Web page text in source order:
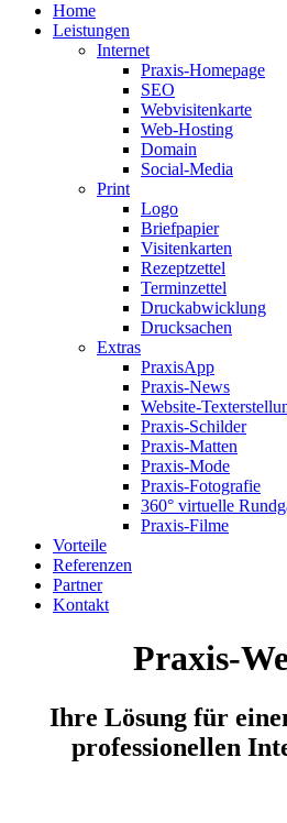
Home
Leistungen
Internet
Praxis-Homepage
SEO
Webvisitenkarte
Web-Hosting
Domain
Social-Media
Print
Logo
Briefpapier
Visitenkarten
Rezeptzettel
Terminzettel
Druckabwicklung
Drucksachen
Extras
PraxisApp
Praxis-News
Website-
Praxis-Schilder
Praxis-Matten
Praxis-Mode
Praxis-Fotografie
360° virtuelle
Praxis-Filme
Vorteile
Referenzen
Partner
Kontakt
Praxis-
Ihre Lösung für
professionellen